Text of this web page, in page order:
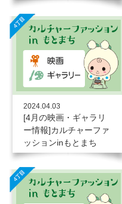
2024.04.03
[4月の映画・ギャラリ
ー情報]カルチャーファ
ッションinもとまち